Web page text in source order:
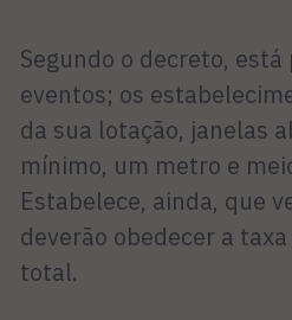
Segundo o decreto,
eventos; os
da sua lotação, janelas
mínimo, um metro e
Estabelece, ainda, que
deverão obedecer a
total.